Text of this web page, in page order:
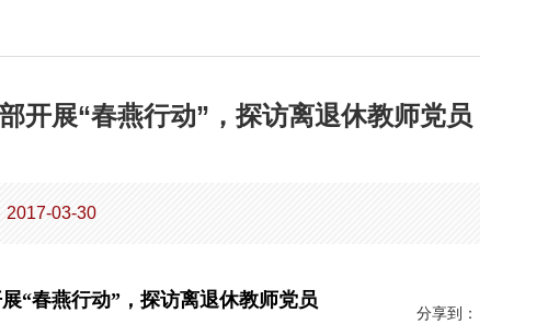
开展“春燕行动”，探访离退休教师党员
2017-03-30
“春燕行动”，探访离退休教师党员
分享到：